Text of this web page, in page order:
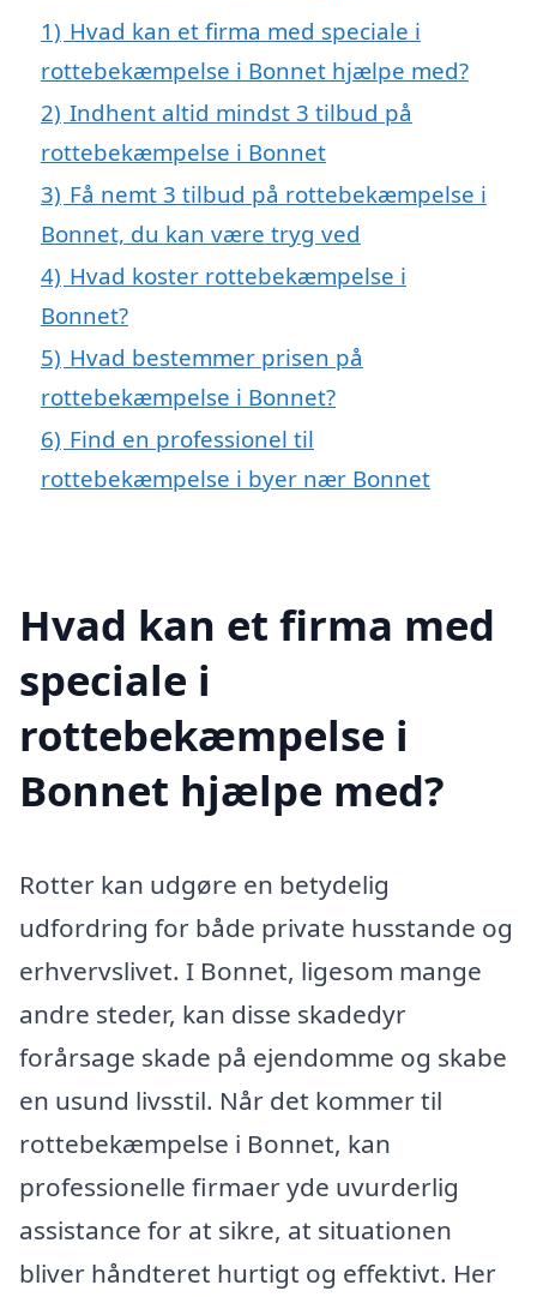
1) Hvad kan et firma med speciale i
rottebekæmpelse i Bonnet hjælpe med?
2) Indhent altid mindst 3 tilbud på
rottebekæmpelse i Bonnet
3) Få nemt 3 tilbud på rottebekæmpelse i
Bonnet, du kan være tryg ved
4) Hvad koster rottebekæmpelse i
Bonnet?
5) Hvad bestemmer prisen på
rottebekæmpelse i Bonnet?
6) Find en professionel til
rottebekæmpelse i byer nær Bonnet
Hvad kan et firma med
speciale i
rottebekæmpelse i
Bonnet hjælpe med?
Rotter kan udgøre en betydelig
udfordring for både private husstande og
erhvervslivet. I Bonnet, ligesom mange
andre steder, kan disse skadedyr
forårsage skade på ejendomme og skabe
en usund livsstil. Når det kommer til
rottebekæmpelse i Bonnet, kan
professionelle firmaer yde uvurderlig
assistance for at sikre, at situationen
bliver håndteret hurtigt og effektivt. Her